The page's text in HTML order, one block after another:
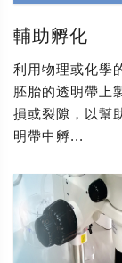
輔助孵化
利用物理或化學
胚胎的透明帶上
損或裂隙，以幫
明帶中孵...